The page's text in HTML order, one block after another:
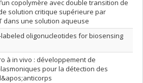
copolymère avec double transition de
solution critique supérieure par
dans une solution aqueuse
oligonucleotides for biosensing
à in vivo : développement de
pour la détection des